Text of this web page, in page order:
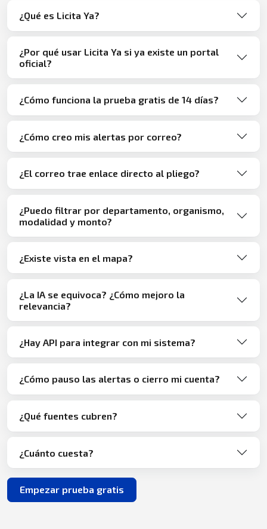
¿Qué es Licita Ya?
¿Por qué usar Licita Ya si ya existe un portal
oficial?
¿Cómo funciona la prueba gratis de 14 días?
¿Cómo creo mis alertas por correo?
¿El correo trae enlace directo al pliego?
¿Puedo filtrar por departamento, organismo,
modalidad y monto?
¿Existe vista en el mapa?
¿La IA se equivoca? ¿Cómo mejoro la
relevancia?
¿Hay API para integrar con mi sistema?
¿Cómo pauso las alertas o cierro mi cuenta?
¿Qué fuentes cubren?
¿Cuánto cuesta?
Empezar prueba gratis